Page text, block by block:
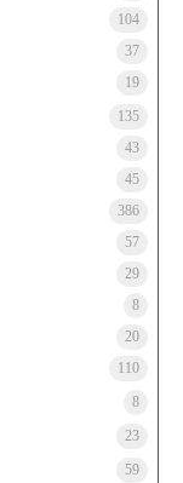
104
37
19
135
43
45
386
57
29
8
20
110
8
23
59